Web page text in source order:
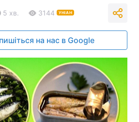
5 хв. 3144 УНІАН
на нас в Google